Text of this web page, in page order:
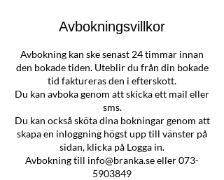
Avbokningsvillkor
Avbokning kan ske senast 24 timmar innan
den bokade tiden. Uteblir du från din bokade
tid faktureras den i efterskott.
Du kan avboka genom att skicka ett mail eller
sms.
Du kan också sköta dina bokningar genom att
skapa en inloggning högst upp till vänster på
sidan, klicka på Logga in.
Avbokning till info@branka.se eller 073-
5903849